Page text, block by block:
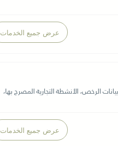
عرض جميع الخدمات
الرخص، الأنشطة التجارية المصرح بها،
عرض جميع الخدمات